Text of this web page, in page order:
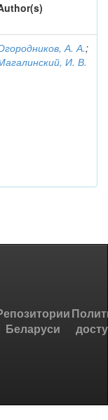
А. А.;
И. В.
Беларуси